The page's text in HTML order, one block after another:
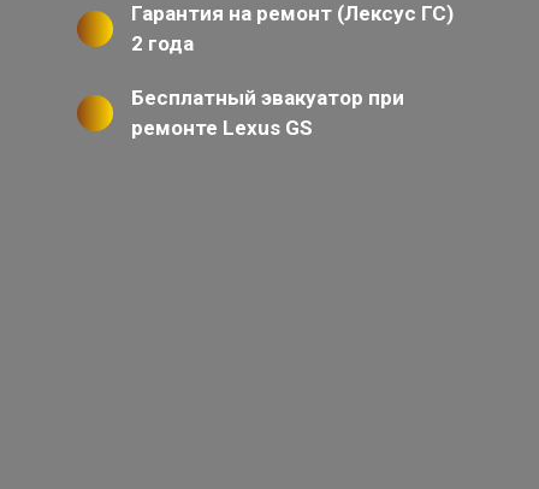
Гарантия на ремонт (Лексус ГС)
2 года
Бесплатный эвакуатор при
ремонте Lexus GS